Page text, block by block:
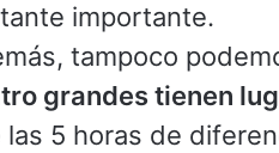
importante.
tampoco
grandes tienen
las 5 horas de